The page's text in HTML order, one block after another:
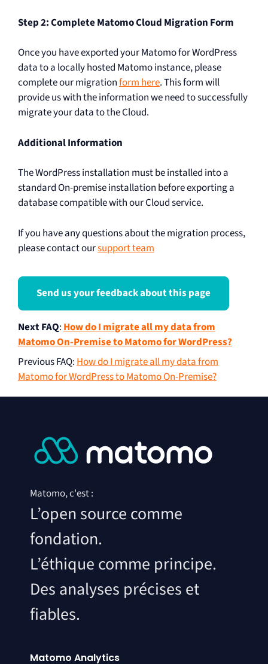
Step 2: Complete Matomo Cloud Migration Form
Once you have exported your Matomo for WordPress
data to a locally hosted Matomo instance, please
complete our migrationform here. This form will
provide us with the information we need to successfully
migrate your data to the Cloud.
Additional Information
The WordPress installation must be installed into a
standard On-premise installation before exporting a
database compatible with our Cloud service.
If you have any questions about the migration process,
please contact oursupport team
Send us your feedback about this page
Next FAQ: How do I migrate all my data from
Matomo On-Premise to Matomo for WordPress?
Previous FAQ: How do I migrate all my data from
Matomo for WordPress to Matomo On-Premise?
Matomo, c'est :
L’open source comme
fondation.
L’éthique comme principe.
Des analyses précises et
fiables.
Matomo Analytics